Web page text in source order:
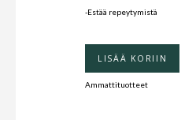
-Estää repeytymistä
LISÄÄ KORIIN
Ammattituotteet